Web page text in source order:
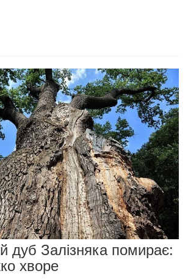
дуб Залізняка помирає:
хворе